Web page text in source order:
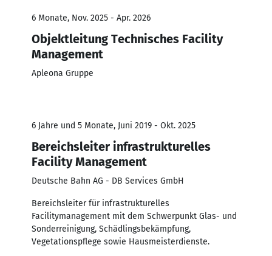
6 Monate, Nov. 2025 - Apr. 2026
Objektleitung Technisches Facility
Management
Apleona Gruppe
6 Jahre und 5 Monate, Juni 2019 - Okt. 2025
Bereichsleiter infrastrukturelles
Facility Management
Deutsche Bahn AG - DB Services GmbH
Bereichsleiter für infrastrukturelles
Facilitymanagement mit dem Schwerpunkt Glas- und
Sonderreinigung, Schädlingsbekämpfung,
Vegetationspflege sowie Hausmeisterdienste.